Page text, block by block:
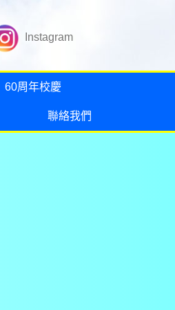
Instagram
60周年校慶
聯絡我們